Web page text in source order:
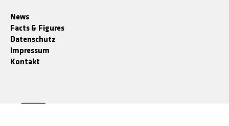
News
Facts & Figures
Datenschutz
Impressum
Kontakt